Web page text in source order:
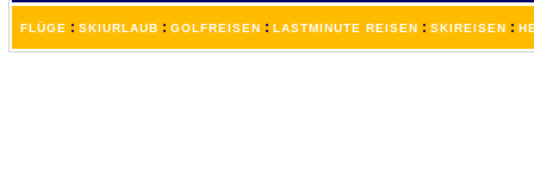
FLÜGE : SKIURLAUB : GOLFREISEN : LASTMINUTE REISEN : SKIREISEN :